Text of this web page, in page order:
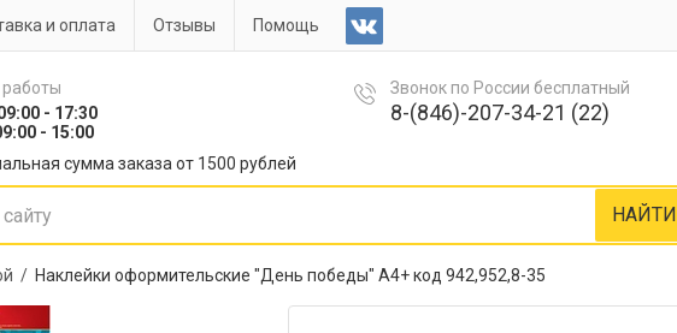
и оплата Отзывы Помощь
- 17:30
- 15:00
сумма заказа от 1500 рублей
Звонок по России бесплатный
8-(846)-207-34-21 (22)
НАЙТИ
/ Наклейки оформительские "День победы" А4+ код 942,952,8-35